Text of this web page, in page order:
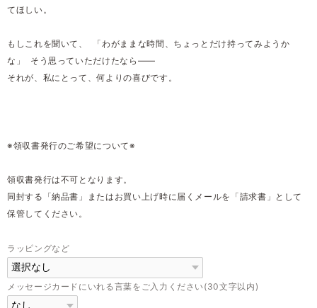
てほしい。
もしこれを聞いて、 「わがままな時間、ちょっとだけ持ってみようか
な」 そう思っていただけたなら――
それが、私にとって、何よりの喜びです。
※領収書発行のご希望について※
領収書発行は不可となります。
同封する「納品書」またはお買い上げ時に届くメールを「請求書」として
保管してください。
ラッピングなど
メッセージカードにいれる言葉をご入力ください(30文字以内)